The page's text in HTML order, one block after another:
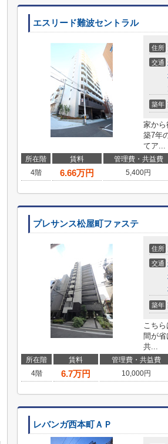
エスリード難波セントラル
住所
交通
築年
家から
築7年
てア...
所在階 賃料 管理費・共益費
4階
6.66万円 5,400円
プレサンス松屋町ファステ
住所
交通
築年
こち
間が
共...
所在階 賃料 管理費・共益費
4階
6.7万円 10,000円
レバンガ西本町ＡＰ